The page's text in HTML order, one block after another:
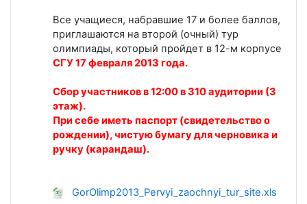
Все учащиеся, набравшие 17 и более баллов,
приглашаются на второй (очный) тур
олимпиады, который пройдет в 12-м корпусе
СГУ 17 февраля 2013 года.
Сбор участников в 12:00 в 310 аудитории (3
этаж).
При себе иметь паспорт (свидетельство о
рождении), чистую бумагу для черновика и
ручку (карандаш).
GorOlimp2013_Pervyi_zaochnyi_tur_site.xls